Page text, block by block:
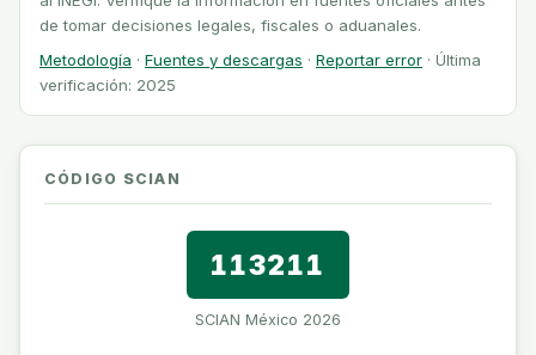
de tomar decisiones legales, fiscales o aduanales.
Metodología · Fuentes y descargas · Reportar error · Última
verificación: 2025
CÓDIGO SCIAN
113211
SCIAN México 2026